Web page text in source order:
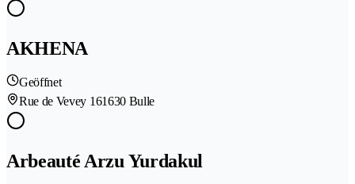
AKHENA
Geöffnet
Rue de Vevey 161630 Bulle
Arbeauté Arzu Yurdakul